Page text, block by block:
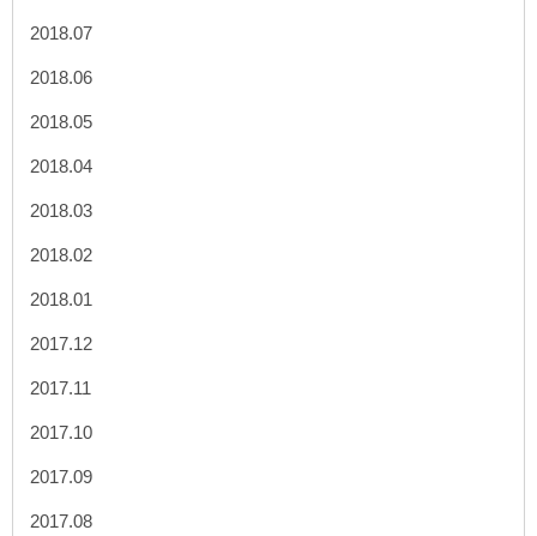
2018.07
2018.06
2018.05
2018.04
2018.03
2018.02
2018.01
2017.12
2017.11
2017.10
2017.09
2017.08